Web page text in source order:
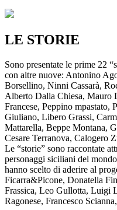
LE STORIE
Sono presentate le prime 22
con altre nuove: Antonino
Borsellino, Ninni Cassarà,
Alberto Dalla Chiesa, Mauro
Francese, Peppino
Giuliano, Libero Grassi,
Mattarella, Beppe Montana,
Cesare Terranova, Calogero
Le “storie” sono raccontate
personaggi siciliani del
hanno scelto di aderire al
Ficarra&Picone, Donatella
Frassica, Leo Gullotta, Luigi
Ragonese, Francesco